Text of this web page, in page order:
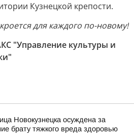
Кузнецкой крепости.
для каждого по-новому!
"Управление культуры и
Новокузнецка осуждена за
брату тяжкого вреда здоровью